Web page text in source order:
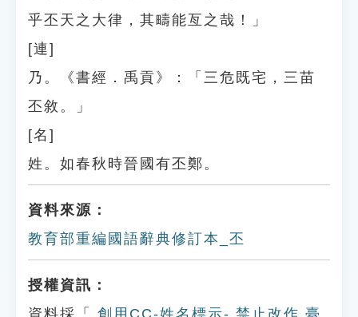
乎丕天之大律，其疇能亙之哉！」
[連]
乃。《書經．禹貢》：「三危既宅，三苗
丕敘。」
[名]
姓。如春秋時晉國有丕鄭。
資料來源：
教育部重編國語辭典修訂本_丕
授權資訊：
資料採「
創用CC-姓名標示- 禁止改作 臺